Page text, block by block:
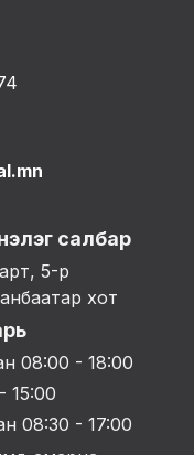
салбар
5-р
хот
08:00 - 18:00
15:00
08:30 - 17:00